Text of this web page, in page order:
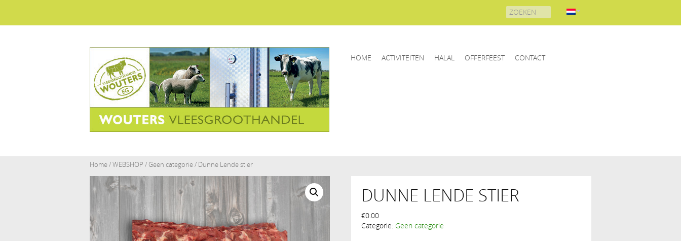
HOME ACTIVITEITEN HALAL OFFERFEEST CONTACT
Home/WEBSHOP / Geen categorie/ Dunne Lende stier
DUNNE LENDE STIER
€0.00
Categorie: Geen categorie